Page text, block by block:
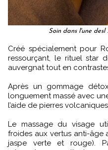
Soin dans l'une desl
Créé spécialement pour Royatonic, à la fois tonique et
ressourçant, le rituel star
auvergnat tout en
Après un gommage
longuement massé avec
l’aide de pierres
Le massage du visage
froides aux vertus anti-âge
jaspe verte et rouge).